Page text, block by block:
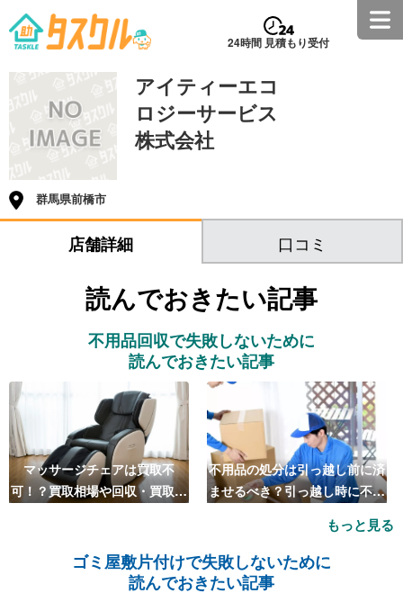
24時間 見積もり受付
アイティーエコ
ロジーサービス
株式会社
群馬県前橋市
店舗詳細 口コミ
読んでおきたい記事
不用品回収で失敗しないために
読んでおきたい記事
マッサージチェアは買取不
可！？買取相場や回収・買取の
不用品の処分は引っ越し前に済
ませるべき？引っ越し時に不用
もっと見る
ゴミ屋敷片付けで失敗しないために
読んでおきたい記事